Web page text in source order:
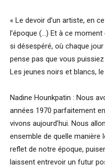
« Le devoir d’un artiste, en
l’époque (…) Et à ce
si désespéré, où chaque
pense pas que vous
Les jeunes noirs et blancs,
Nadine Hounkpatin : Nous
années 1970 parfaitement
vivons aujourd’hui. Nous
ensemble de quelle
reflet de notre époque,
laissent entrevoir un futur